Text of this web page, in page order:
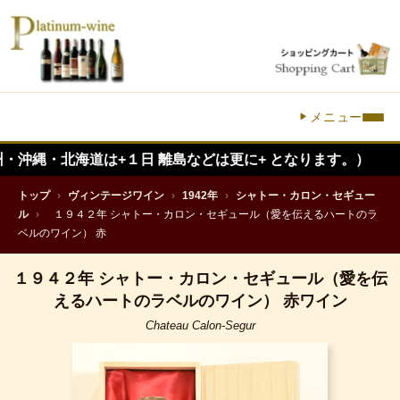
メニュー
道は+１日 離島などは更に+ となります。）
トップ › ヴィンテージワイン › 1942年 ›
シャトー・カロン・セギュー
ル ›
１９４２年 シャトー・カロン・セギュール（愛を伝えるハートのラ
ベルのワイン） 赤
１９４２年 シャトー・カロン・セギュール（愛を伝
えるハートのラベルのワイン） 赤ワイン
Chateau Calon-Segur